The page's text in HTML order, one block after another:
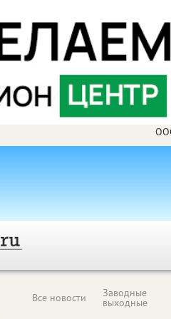
Все новости Заводные
выходные